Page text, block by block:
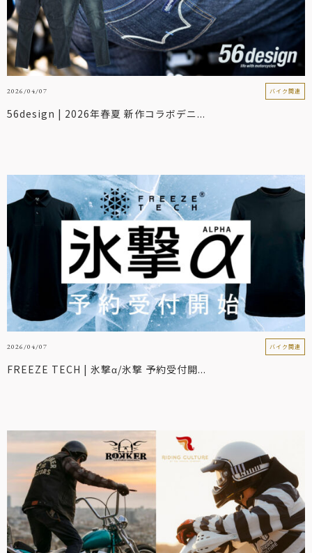
2026/04/07 バイク関連
56design | 2026年春夏 新作コラボデニ...
2026/04/07 バイク関連
FREEZE TECH | 氷撃α/氷撃 予約受付開...